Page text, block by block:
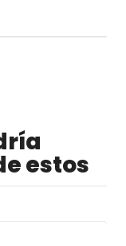
estos